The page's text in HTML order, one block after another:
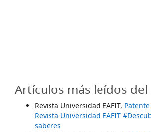
Artículos más leídos
Revista Universidad EAFIT,
Revista Universidad EAFIT
saberes